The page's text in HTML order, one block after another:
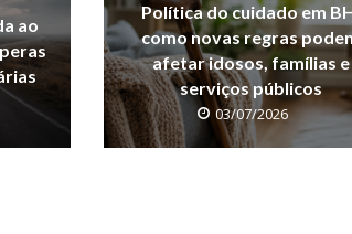
ao
Política do cuidado em
como novas regras
afetar idosos, famílias e
serviços públicos
03/07/2026